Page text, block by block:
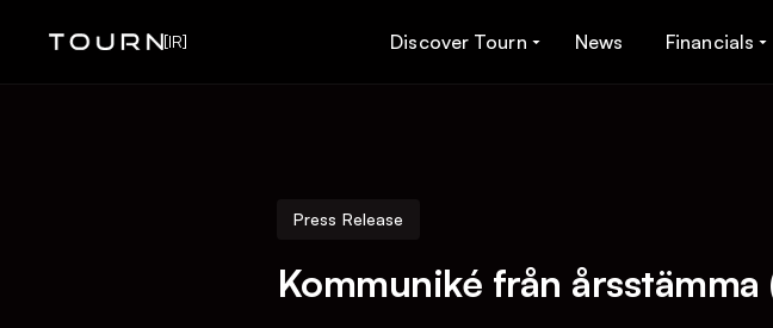
[IR] Discover Tourn News Financials
Press Release
Kommuniké från årsstämma